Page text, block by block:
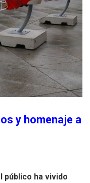
y homenaje a
público ha vivido